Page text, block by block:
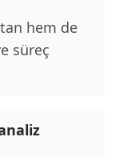
hem de
süreç